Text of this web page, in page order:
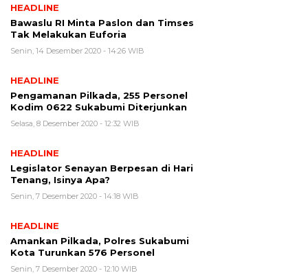
HEADLINE
Bawaslu RI Minta Paslon dan Timses
Tak Melakukan Euforia
Senin, 14 Desember 2020 - 14:26 WIB
HEADLINE
Pengamanan Pilkada, 255 Personel
Kodim 0622 Sukabumi Diterjunkan
Selasa, 8 Desember 2020 - 12:32 WIB
HEADLINE
Legislator Senayan Berpesan di Hari
Tenang, Isinya Apa?
Senin, 7 Desember 2020 - 14:18 WIB
HEADLINE
Amankan Pilkada, Polres Sukabumi
Kota Turunkan 576 Personel
Senin, 7 Desember 2020 - 12:10 WIB